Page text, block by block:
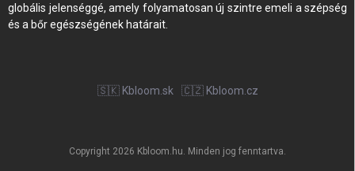
globális jelenséggé, amely folyamatosan új szintre emeli a szépség
és a bőr egészségének határait.
🇸🇰 Kbloom.sk 🇨🇿 Kbloom.cz
Copyright 2026 Kbloom.hu. Minden jog fenntartva.